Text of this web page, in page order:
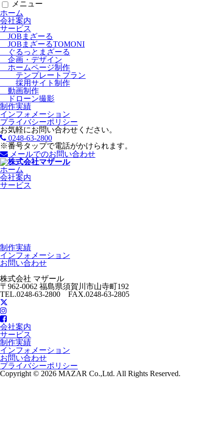
メニュー
ホーム
会社案内
サービス
JOBまざーる
JOBまざーるTOMONI
ぐるっとまざーる
企画・デザイン
ホームページ制作
テンプレートプラン
採用サイト制作
動画制作
ドローン撮影
制作実績
インフォメーション
プライバシーポリシー
お気軽にお問い合わせください。
0248-63-2800
※番号タップで電話がかけられます。
メールでのお問い合わせ
ホーム
会社案内
サービス
制作実績
インフォメーション
お問い合わせ
株式会社 マザール
〒962-0062 福島県須賀川市山寺町192
TEL.0248-63-2800 FAX.0248-63-2805
会社案内
サービス
制作実績
インフォメーション
お問い合わせ
プライバシーポリシー
Copyright © 2026 MAZAR Co.,Ltd. All Rights Reserved.